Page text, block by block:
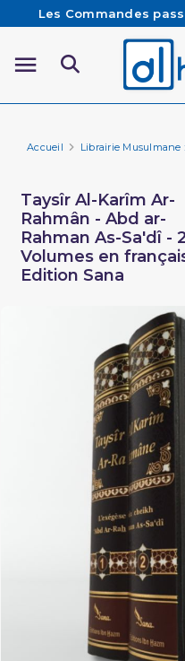
Les Commandes
sont préparées et
Besoin d'aide ?
Livraison offerte
Accueil Librairie Musulmane
Taysîr Al-Karîm Ar-
Rahmân - Abd ar-
Rahman As-Sa'dî - 2
Volumes en
Edition Sana